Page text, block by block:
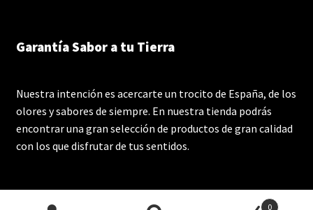
Garantía Sabor a tu Tierra
Nuestra intención es acercarte un trocito de España, de los
olores y sabores de siempre. En nuestra tienda podrás
encontrar una gran selección de productos de gran calidad
con los que disfrutar de tus sentidos.
0